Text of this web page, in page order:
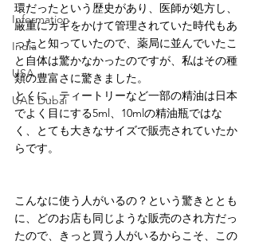
Information
India
USA
UAE Dubai
環だったという歴史があり、医師が処方し、
厳重にカギをかけて管理されていた時代もあ
ったと知っていたので、薬局に並んでいたこ
と自体は驚かなかったのですが、私はその種
類の豊富さに驚きました。
とくに、ティートリーなど一部の精油は日本
でよく目にする5ml、10mlの精油瓶ではな
く、とても大きなサイズで販売されていたか
らです。
こんなに使う人がいるの？という驚きととも
に、どのお店も同じような販売のされ方だっ
たので、きっと買う人がいるからこそ、この